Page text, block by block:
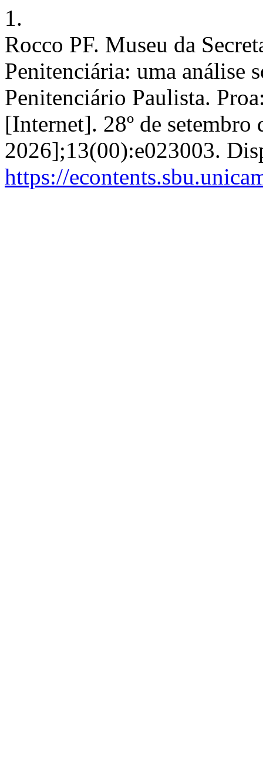
1.
Rocco PF. Museu da
Penitenciária: uma análise
Penitenciário Paulista.
[Internet]. 28º de setembro
2026];13(00):e023003.
https://